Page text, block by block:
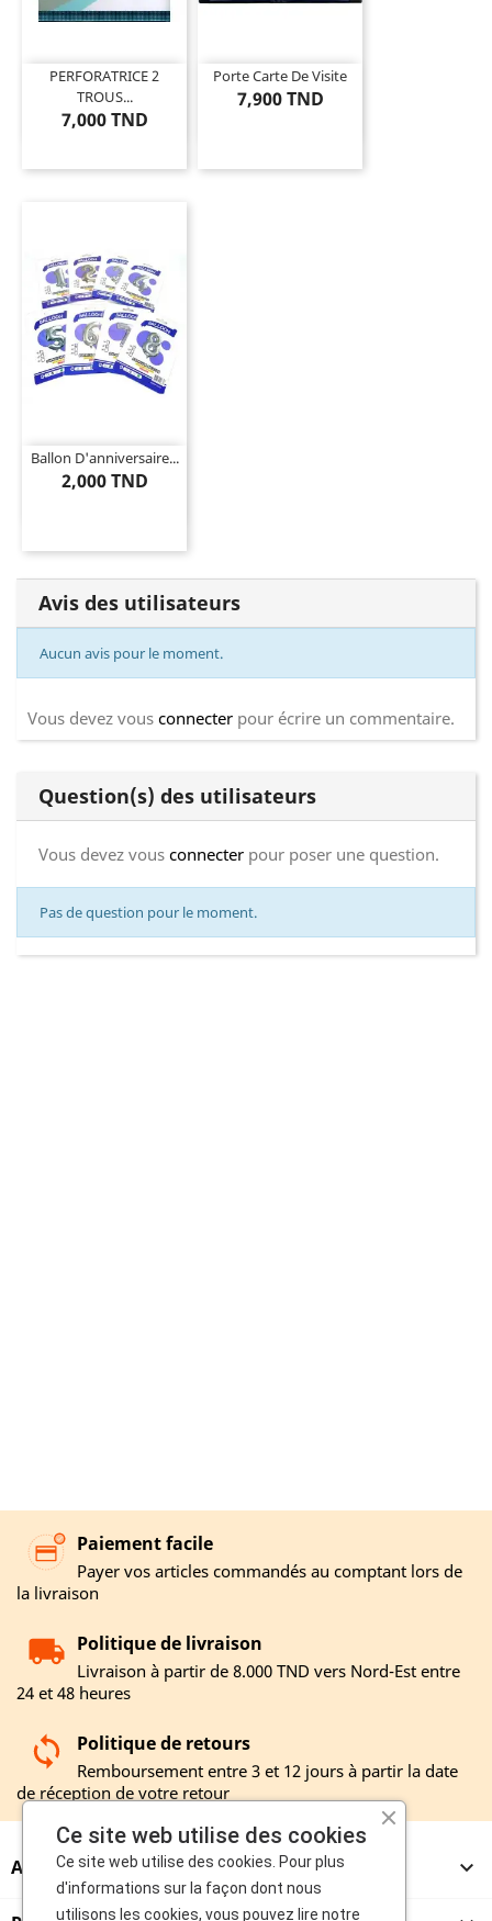
PERFORATRICE 2
TROUS...
7,000 TND
Porte Carte De Visite
7,900 TND
Ballon D'anniversaire...
2,000 TND
Avis des utilisateurs
Aucun avis pour le moment.
Vous devez vous connecter pour écrire un commentaire.
Question(s) des utilisateurs
Vous devez vous connecter pour poser une question.
Pas de question pour le moment.
Paiement facile
Payer vos articles commandés au comptant lors de
la livraison
Politique de livraison
Livraison à partir de 8.000 TND vers Nord-Est entre
24 et 48 heures
Politique de retours
Remboursement entre 3 et 12 jours à partir la date
de réception de votre retour
A PROPOS 
Ce site web utilise des cookies
Ce site web utilise des cookies. Pour plus
d'informations sur la façon dont nous
utilisons les cookies, vous pouvez lire notre